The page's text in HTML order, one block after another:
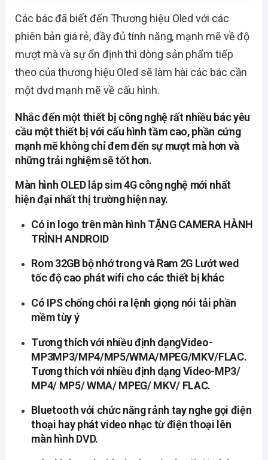
Các bác đã biết đến Thương hiệu Oled với các
phiên bản giá rẻ, đầy đủ tính năng, mạnh mẽ về độ
mượt mà và sự ổn định thì dòng sản phẩm tiếp
theo của thương hiệu Oled sẽ làm hài các bác cần
một dvd mạnh mẽ về cấu hình.
Nhắc đến một thiết bị công nghệ rất nhiều bác yêu
cầu một thiết bị với cấu hình tầm cao, phần cứng
mạnh mẽ không chỉ đem đến sự mượt mà hơn và
những trải nghiệm sẽ tốt hơn.
Màn hình OLED lắp sim 4G công nghệ mới nhất
hiện đại nhất thị trường hiện nay.
Có in logo trên màn hình TẶNG CAMERA HÀNH
TRÌNH ANDROID
Rom 32GB bộ nhớ trong và Ram 2G Lướt wed
tốc độ cao phát wifi cho các thiết bị khác
Có IPS chống chói ra lệnh giọng nói tải phần
mềm tùy ý
Tương thích với nhiều định dạngVideo-
MP3MP3/MP4/MP5/WMA/MPEG/MKV/FLAC.
Tương thích với nhiều định dạng Video-MP3/
MP4/ MP5/ WMA/ MPEG/ MKV/ FLAC.
Bluetooth với chức năng rảnh tay nghe gọi điện
thoại hay phát video nhạc từ điện thoại lên
màn hình DVD.